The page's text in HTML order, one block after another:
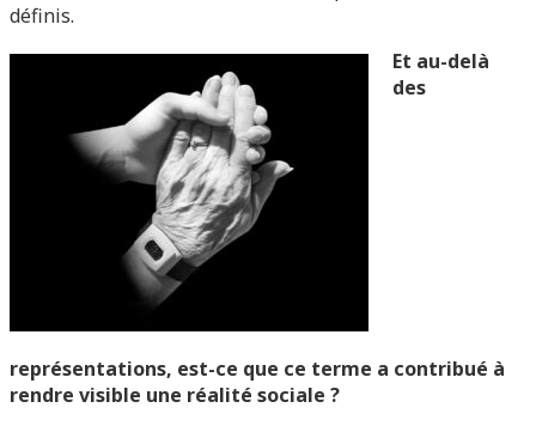
définis.
Et au-delà
des
représentations, est-ce que ce terme a contribué à
rendre visible une réalité sociale ?